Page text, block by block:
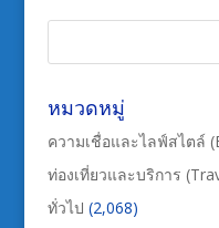
หมวดหมู่
ความเชื่อและไลฟ์สไตล์
ท่องเที่ยวและบริการ
ทั่วไป (2,068)